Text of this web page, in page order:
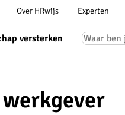
navigation
versterken
Over HRwijs Experten